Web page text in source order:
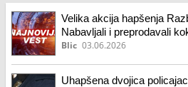
Velika akcija hapšenja
Nabavljali i preprodavali
šta je sve policija našla kod
Blic 03.06.2026
Uhapšena dvojica